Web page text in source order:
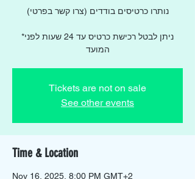
נותרו כרטיסים בודדים (צרו קשר בפרטי)
*ניתן לבטל רכישת כרטיס עד 24 שעות לפני
המועד
Tickets are not on sale
See other events
Time & Location
Nov 16, 2025, 8:00 PM GMT+2